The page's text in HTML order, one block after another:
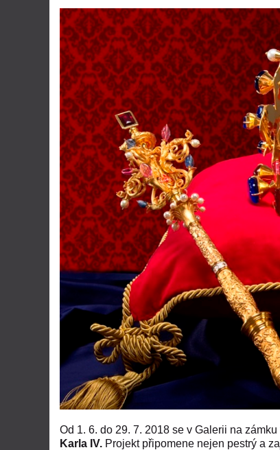
Od 1. 6. do 29. 7. 2018 se v Galerii na
Karla IV. Projekt připomene nejen pestrý a